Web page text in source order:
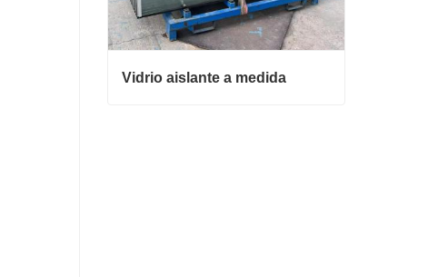
Vidrio aislante a medida